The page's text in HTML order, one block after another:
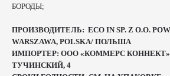
БОРОДЫ;
ПРОИЗВОДИТЕЛЬ: ECO IN SP. Z O.O.
WARSZAWA, POLSKA/ ПОЛЬША
ИМПОРТЕР: ООО «КОММЕРС
ТУЧИНСКИЙ, 4